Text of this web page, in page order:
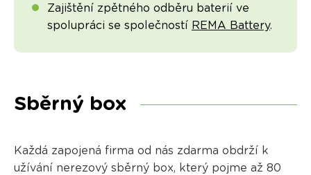
Zajištění zpětného odběru baterií ve
spolupráci se společností REMA Battery.
Sběrný box
Každá zapojená firma od nás zdarma obdrží k
užívání nerezový sběrný box, který pojme až 80